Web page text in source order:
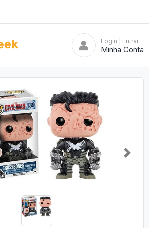
Login | Entrar
Minha Conta
Next